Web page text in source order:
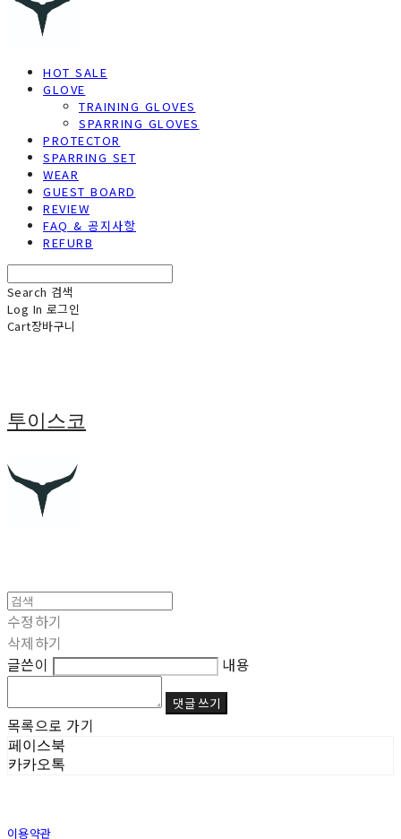
HOT SALE
GLOVE
TRAINING GLOVES
SPARRING GLOVES
PROTECTOR
SPARRING SET
WEAR
GUEST BOARD
REVIEW
FAQ & 공지사항
REFURB
Search 검색
Log In 로그인
Cart장바구니
투이스코
수정하기
삭제하기
글쓴이
내용
댓글 쓰기
목록으로 가기
페이스북
카카오톡
이용약관